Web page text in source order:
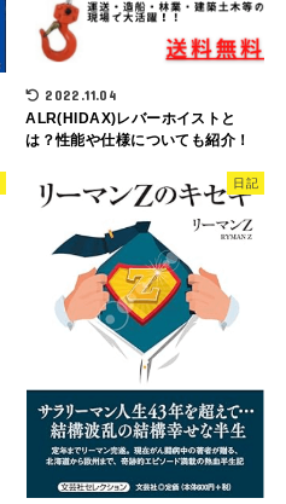
2022.11.04
ALR(HIDAX)レバーホイストと
は？性能や仕様についても紹介！
日記